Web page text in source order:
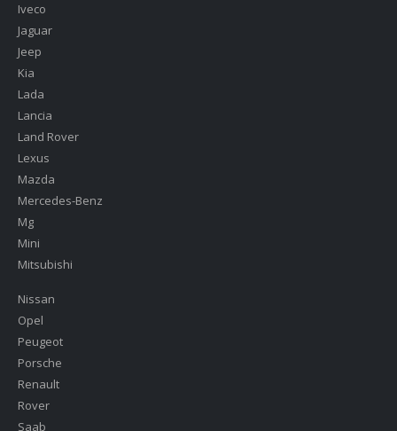
Iveco
Jaguar
Jeep
Kia
Lada
Lancia
Land Rover
Lexus
Mazda
Mercedes-Benz
Mg
Mini
Mitsubishi
Nissan
Opel
Peugeot
Porsche
Renault
Rover
Saab